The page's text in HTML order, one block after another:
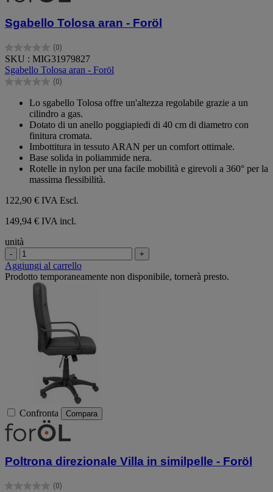
Sgabello Tolosa aran - Foröl
(0)
0.0
su
5
stelle.
SKU : MIG31979827
Sgabello Tolosa aran - Foröl
(0)
0.0
Lo sgabello Tolosa offre un'altezza regolabile grazie a un
cilindro a gas.
Dotato di un anello poggiapiedi di 40 cm di diametro con
finitura cromata.
Imbottitura in tessuto ARAN per un comfort ottimale.
Base solida in poliammide nera.
Rotelle in nylon per una facile mobilità e girevoli a 360° per la
massima flessibilità.
122,90 € IVA Escl.
149,94 € IVA incl.
unità
- +
Aggiungi al carrello
Prodotto temporaneamente non disponibile, tornerà presto.
Confronta Compara
Poltrona direzionale Villa in similpelle - Foröl
(0)